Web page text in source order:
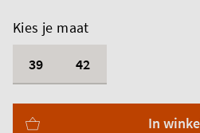
Kies je maat
39
42
In